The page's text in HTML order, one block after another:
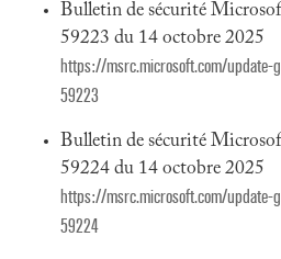
Bulletin de sécurité
59223 du 14 octobre 2025
https://msrc.microsoft.com/
59223
Bulletin de sécurité
59224 du 14 octobre 2025
https://msrc.microsoft.com/
59224